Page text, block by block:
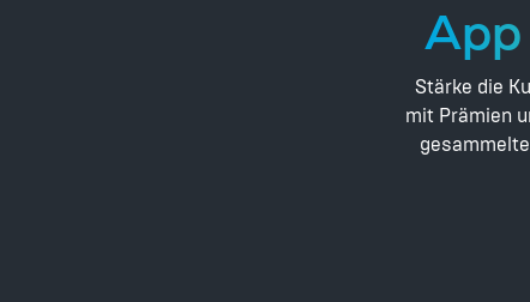
App
Stärke die
mit Prämien